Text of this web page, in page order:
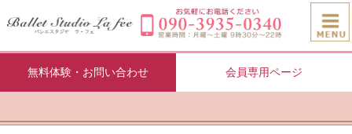
無料体験・お問い合わせ 会員専用ページ